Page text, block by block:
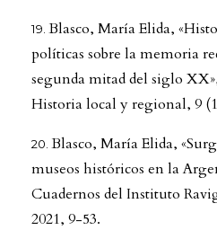
Blasco, María Elida,
políticas sobre la memoria
segunda mitad del siglo
Historia local y regional, 9
Blasco, María Elida,
museos históricos en la
Cuadernos del Instituto
2021, 9-53.